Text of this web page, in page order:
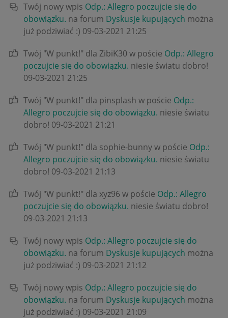
Twój nowy wpis Odp.: Allegro poczujcie się do
obowiązku. na forum Dyskusje kupujących można
już podziwiać :) ‎09-03-2021 21:25
Twój "W punkt!" dla ZibiK30 w poście Odp.: Allegro
poczujcie się do obowiązku. niesie światu dobro!
‎09-03-2021 21:25
Twój "W punkt!" dla pinsplash w poście Odp.:
Allegro poczujcie się do obowiązku. niesie światu
dobro! ‎09-03-2021 21:21
Twój "W punkt!" dla sophie-bunny w poście Odp.:
Allegro poczujcie się do obowiązku. niesie światu
dobro! ‎09-03-2021 21:13
Twój "W punkt!" dla xyz96 w poście Odp.: Allegro
poczujcie się do obowiązku. niesie światu dobro!
‎09-03-2021 21:13
Twój nowy wpis Odp.: Allegro poczujcie się do
obowiązku. na forum Dyskusje kupujących można
już podziwiać :) ‎09-03-2021 21:12
Twój nowy wpis Odp.: Allegro poczujcie się do
obowiązku. na forum Dyskusje kupujących można
już podziwiać :) ‎09-03-2021 21:09